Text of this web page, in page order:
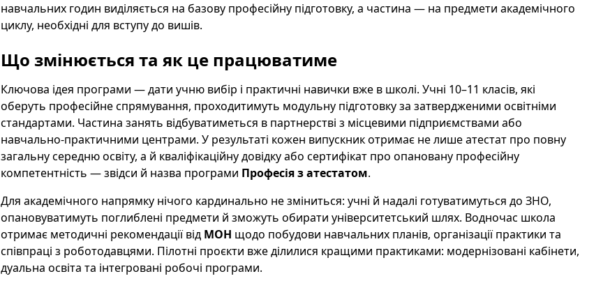
навчальних годин виділяється на базову професійну підготовку, а частина — на предмети академічного
циклу, необхідні для вступу до вишів.
Що змінюється та як це працюватиме
Ключова ідея програми — дати учню вибір і практичні навички вже в школі. Учні 10–11 класів, які
оберуть професійне спрямування, проходитимуть модульну підготовку за затвердженими освітніми
стандартами. Частина занять відбуватиметься в партнерстві з місцевими підприємствами або
навчально-практичними центрами. У результаті кожен випускник отримає не лише атестат про повну
загальну середню освіту, а й кваліфікаційну довідку або сертифікат про опановану професійну
компетентність — звідси й назва програми Професія з атестатом.
Для академічного напрямку нічого кардинально не зміниться: учні й надалі готуватимуться до ЗНО,
опановуватимуть поглиблені предмети й зможуть обирати університетський шлях. Водночас школа
отримає методичні рекомендації від МОН щодо побудови навчальних планів, організації практики та
співпраці з роботодавцями. Пілотні проєкти вже ділилися кращими практиками: модернізовані кабінети,
дуальна освіта та інтегровані робочі програми.